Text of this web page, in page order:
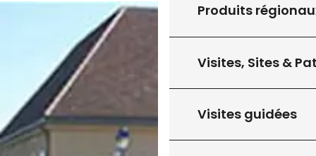
Produits
Visites, Sites &
Visites guidées